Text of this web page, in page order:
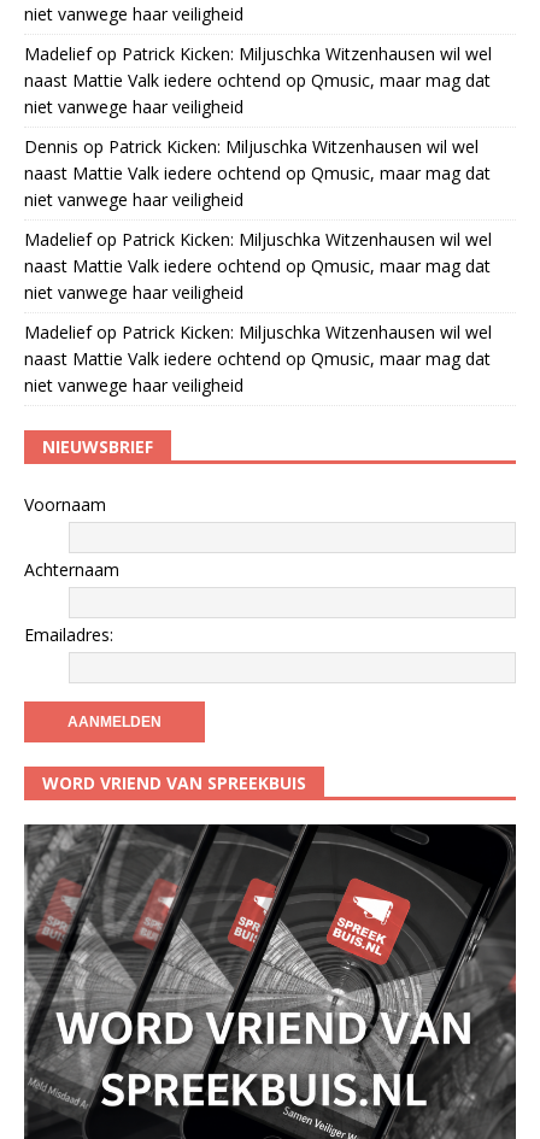
niet vanwege haar veiligheid
Madeliefop Patrick Kicken: Miljuschka Witzenhausen wil wel
naast Mattie Valk iedere ochtend op Qmusic, maar mag dat
niet vanwege haar veiligheid
Dennis op Patrick Kicken: Miljuschka Witzenhausen wil wel
naast Mattie Valk iedere ochtend op Qmusic, maar mag dat
niet vanwege haar veiligheid
Madeliefop Patrick Kicken: Miljuschka Witzenhausen wil wel
naast Mattie Valk iedere ochtend op Qmusic, maar mag dat
niet vanwege haar veiligheid
Madeliefop Patrick Kicken: Miljuschka Witzenhausen wil wel
naast Mattie Valk iedere ochtend op Qmusic, maar mag dat
niet vanwege haar veiligheid
NIEUWSBRIEF
Voornaam
Achternaam
Emailadres:
WORD VRIEND VAN SPREEKBUIS